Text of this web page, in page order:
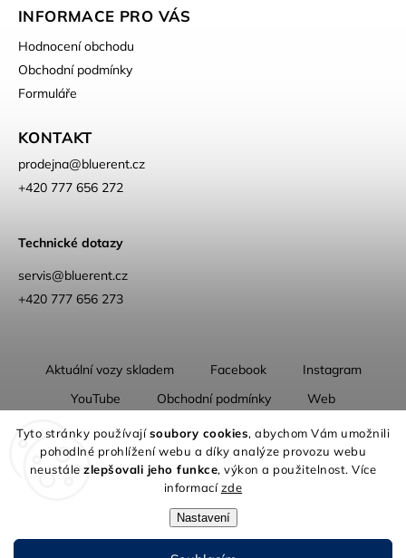
Tyto stránky používajísoubory cookies, abychom Vám umožnili
pohodlné prohlížení webu a díky analýze provozu webu
neustálezlepšovali jeho funkce, výkon a použitelnost. Více
informacízde
Nastavení
INFORMACE PRO VÁS
Hodnocení obchodu
Obchodní podmínky
Formuláře
KONTAKT
prodejna@bluerent.cz
+420 777 656 272
Technické dotazy
servis@bluerent.cz
+420 777 656 273
Aktuální vozy skladem Facebook
Instagram
YouTube
Obchodní podmínky
Web
O nás
Copyright 2026Blue Rent | Na cestách jako doma. Všechna práva